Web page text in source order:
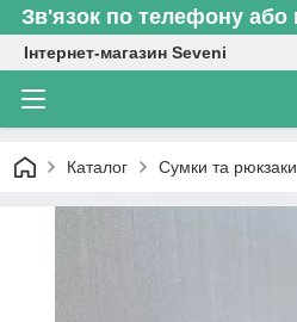
Зв'язок по телефону або
Інтернет-магазин Seveni
Каталог Сумки та рюкзаки